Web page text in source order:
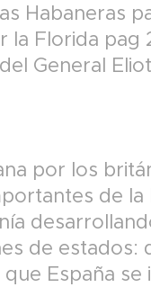
Habaneras
la Florida pag
General
por los
de
de estados:
que España